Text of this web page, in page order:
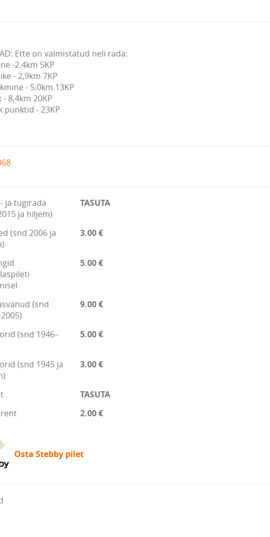
Ette on valmistatud neli rada:
-2.4km 5KP
- 2,9km 7KP
- 5.0km 13KP
- 8,4km 20KP
punktid - 23KP
ja tugirada
ja hiljem)
TASUTA
(snd 2006 ja
3.00 €
5.00 €
(snd
9.00 €
(snd 1946–
5.00 €
(snd 1945 ja
3.00 €
TASUTA
rent
2.00 €
Osta Stebby pilet